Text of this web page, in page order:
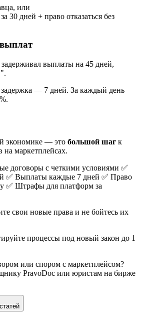
или
30 дней + право отказаться без
выплаты на 45 дней,
— 7 дней. За каждый день
экономике — это большой шаг к
на маркетплейсах.
договоры с четкими условиями ✅
✅ Выплаты каждые 7 дней ✅ Право
✅ Штрафы для платформ за
свои новые права и не бойтесь их
процессы под новый закон до 1
или спором с маркетплейсом?
PravoDoc или юристам на бирже